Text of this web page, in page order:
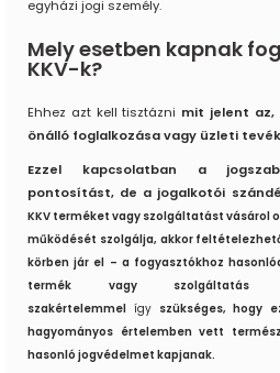
egyházi jogi személy.
Mely esetben kapnak
KKV-k?
Ehhez azt kell tisztázni mit jelent az,
önálló foglalkozása vagy üzleti
Ezzel kapcsolatban a
pontosítást, de a jogalkotói
KKV terméket vagy szolgáltatást vásárol
működését szolgálja, akkor
körben jár el – a fogyasztókhoz
termék vagy szolgáltatás
szakértelemmel így szükséges, hogy
hagyományos értelemben vett
hasonló jogvédelmet kapjanak.